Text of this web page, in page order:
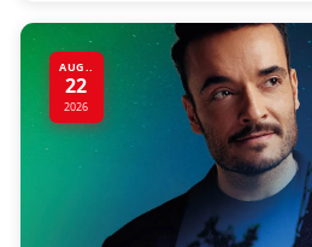
AUG..
22
2026